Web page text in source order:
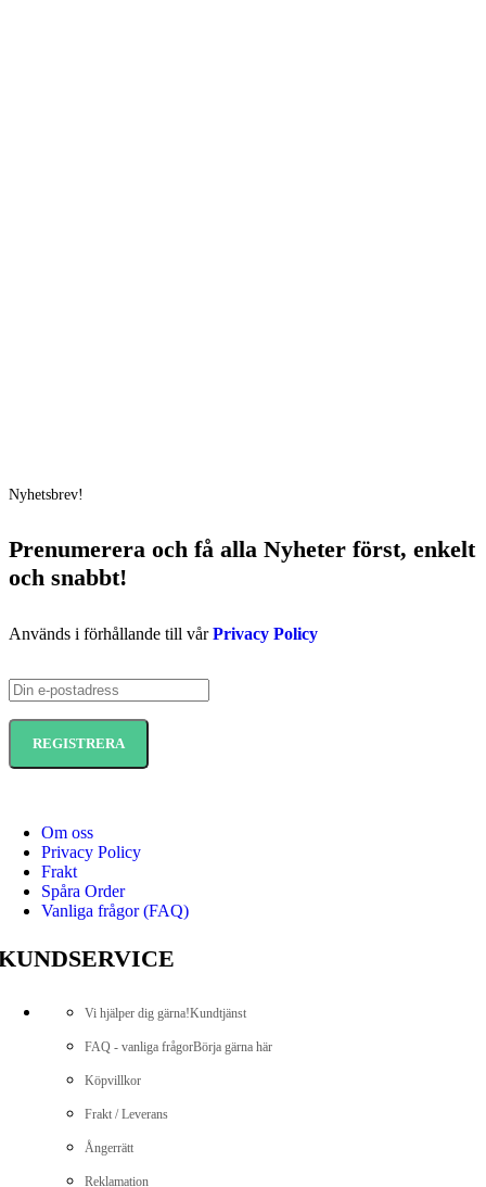
Nyhetsbrev!
Prenumerera och få alla Nyheter först, enkelt
och snabbt!
Används i förhållande till vårPrivacy Policy
Om oss
Privacy Policy
Frakt
Spåra Order
Vanliga frågor (FAQ)
Vi hjälper dig gärna!Kundtjänst
FAQ - vanliga frågorBörja gärna här
Köpvillkor
Frakt / Leverans
Ångerrätt
Reklamation